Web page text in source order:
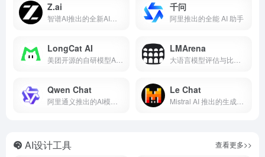
Z.ai
智谱AI推出的全新AI模型体验平台
千问
阿里推出的全能 AI 助手
LongCat AI
美团开源的自研模型AI聊天对话平台
LMArena
大语言模型评估与比较的AI开源平台
Qwen Chat
阿里通义推出的AI模型对话平台
Le Chat
Mistral AI 推出的生成式 AI 助手
AI设计工具 查看更多>>